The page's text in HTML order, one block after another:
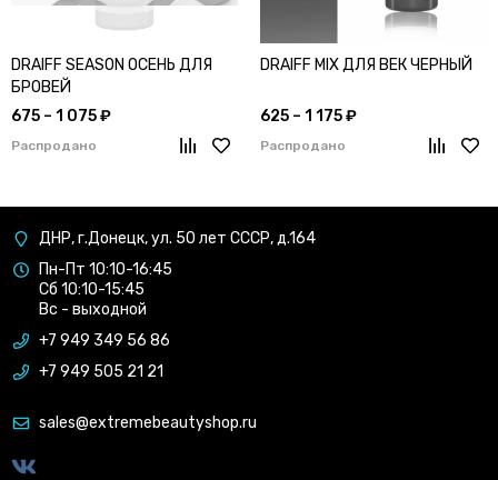
DRAIFF SEASON ОСЕНЬ ДЛЯ
БРОВЕЙ
675 – 1 075 ₽
Распродано
DRAIFF MIX ДЛЯ ВЕК ЧЕРНЫЙ
625 – 1 175 ₽
Распродано
ДНР, г.Донецк, ул. 50 лет СССР, д.164
Пн-Пт 10:10-16:45
Сб 10:10-15:45
Вс - выходной
+7 949 349 56 86
+7 949 505 21 21
sales@extremebeautyshop.ru